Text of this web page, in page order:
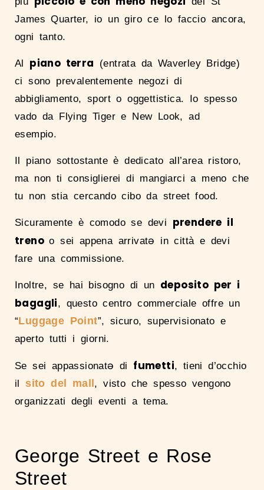
James Quarter, io un giro ce lo faccio ancora,
ogni tanto.
Al piano terra (entrata da Waverley Bridge)
ci sono prevalentemente negozi di
abbigliamento, sport o oggettistica. Io spesso
vado da Flying Tiger e New Look, ad
esempio.
Il piano sottostante è dedicato all’area ristoro,
ma non ti consiglierei di mangiarci a meno che
tu non stia cercando cibo da street food.
Sicuramente è comodo se devi prendere il
trenoo sei appena arrivatə in città e devi
fare una commissione.
Inoltre, se hai bisogno di un deposito per i
bagagli, questo centro commerciale offre un
“Luggage Point”, sicuro, supervisionato e
aperto tutti i giorni.
Se sei appassionatə di fumetti, tieni d’occhio
ilsito del mall, visto che spesso vengono
organizzati degli eventi a tema.
George Street e Rose
Street